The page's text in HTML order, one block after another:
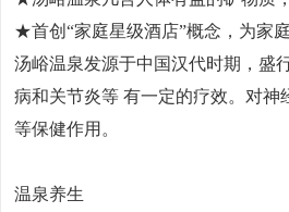
★首创“家庭星级酒店”概念，为家
汤峪温泉发源于中国汉代时期，盛
病和关节炎等 有一定的疗效。对
等保健作用。
温泉养生